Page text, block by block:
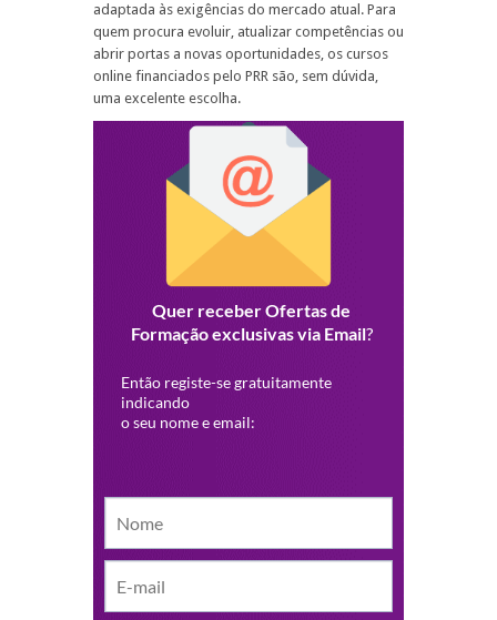
adaptada às exigências do mercado atual. Para
quem procura evoluir, atualizar competências ou
abrir portas a novas oportunidades, os cursos
online financiados pelo PRR são, sem dúvida,
uma excelente escolha.